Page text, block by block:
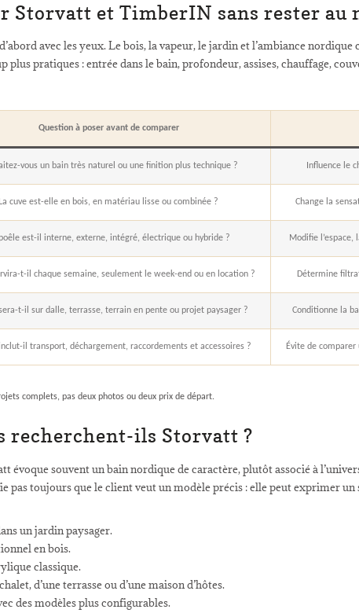
Storvatt et TimberIN sans rester au
avec les yeux. Le bois, la vapeur, le jardin et l’ambiance
plus pratiques : entrée dans le bain, profondeur, assises, chauffage,
Question à poser avant de comparer
vous un bain très naturel ou une finition plus technique ? Influence le
La cuve est-elle en bois, en matériau lisse ou combinée ? Change la
est-il interne, externe, intégré, électrique ou hybride ? Modifie
t-il chaque semaine, seulement le week-end ou en location ? Détermine
t-il sur dalle, terrasse, terrain en pente ou projet paysager ? Conditionne la
il transport, déchargement, raccordements et accessoires ? Évite de
complets, pas deux photos ou deux prix de départ.
recherchent-ils Storvatt ?
évoque souvent un bain nordique de caractère, plutôt associé à
pas toujours que le client veut un modèle précis : elle peut exprimer un
un jardin paysager.
en bois.
classique.
d’une terrasse ou d’une maison d’hôtes.
des modèles plus configurables.